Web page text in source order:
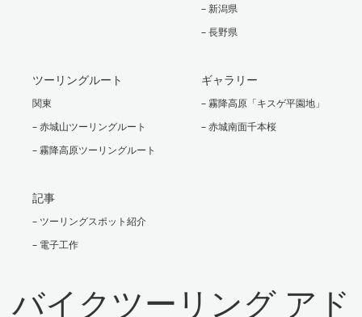
– 新潟県
– 長野県
ツーリングルート
関東
– 赤城山ツーリングルート
– 霧降高原ツーリングルート
ギャラリー
– 霧降高原「キスゲ平園地」
– 赤城南面千本桜
記事
– ツーリングスポット紹介
– 電子工作
バイクツーリング アド